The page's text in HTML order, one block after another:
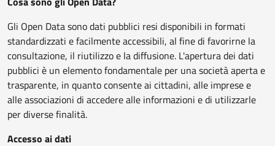
Gli Open Data sono dati pubblici resi disponibili in formati
standardizzati e facilmente accessibili, al fine di favorirne la
consultazione, il riutilizzo e la diffusione. L'apertura dei dati
pubblici è un elemento fondamentale per una società aperta e
trasparente, in quanto consente ai cittadini, alle imprese e
alle associazioni di accedere alle informazioni e di utilizzarle
per diverse finalità.
Accesso ai dati